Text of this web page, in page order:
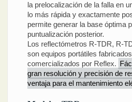
la prelocalización de la falla en
lo más rápida y exactamente
permite generar la base óptima
puntualización posterior.
Los reflectómetros R-TDR, R-
son equipos portátiles
comercializados por Reflex.
gran resolución y precisión de
ventaja para el mantenimiento